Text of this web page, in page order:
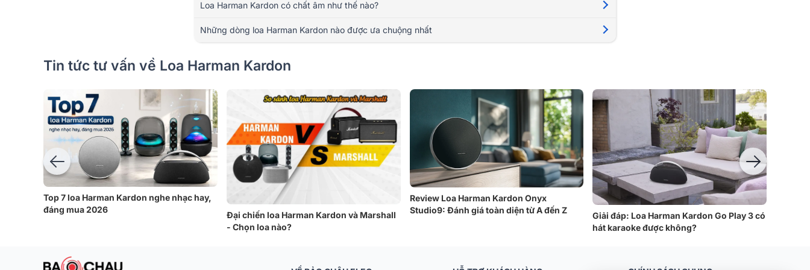
Loa Harman Kardon có chất âm như thế nào?
Những dòng loa Harman Kardon nào được ưa chuộng nhất
Tin tức tư vấn về Loa Harman Kardon
Top 7 loa Harman Kardon nghe nhạc hay,
đáng mua 2026
Đại chiến loa Harman Kardon và Marshall
- Chọn loa nào?
Review Loa Harman Kardon Onyx
Studio9: Đánh giá toàn diện từ A đến Z
Giải đáp: Loa Harman Kardon Go Play 3 có
hát karaoke được không?